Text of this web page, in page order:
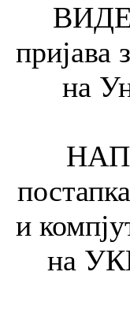
пријава
на
и
на